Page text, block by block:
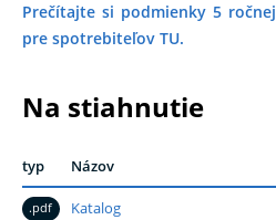
Prečítajte si podmienky 5
pre spotrebiteľov TU.
na stiahnutie
typ Názov
.pdf Katalog